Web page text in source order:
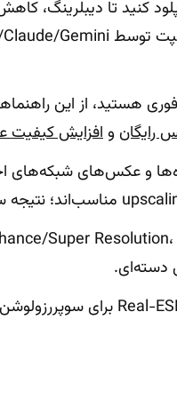
فوری هستید، از این
رایگان و افزایش کیفیت
و عکس‌های شبکه‌های